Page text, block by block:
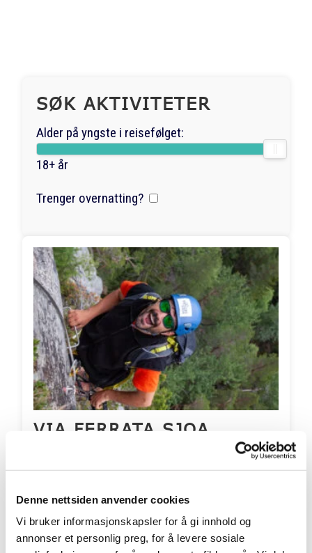
Denne nettsiden anvender cookies
Vi bruker informasjonskapsler for å gi innhold og
annonser et personlig preg, for å levere sosiale
SØK AKTIVITETER
Alder på yngste i reisefølget:
18+ år
Trenger overnatting?
VIA FERRATA SJOA
Nå kan du sveve i luften med flott utsikt over
Sjoa og fjellene rundt
Priser fra 1100 pr. person
Aldersgrense fra: 10 år
Inkluderer overnatting? Nei